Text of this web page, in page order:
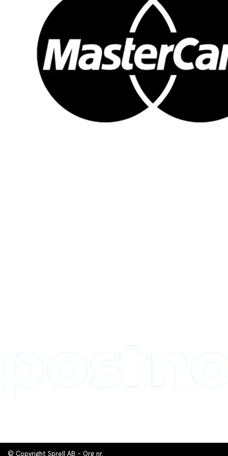
© Copyright Sprell AB - Org nr.